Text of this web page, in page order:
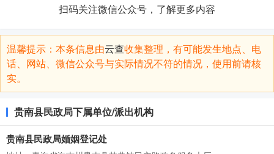
扫码关注微信公众号，了解更多内容
温馨提示：本条信息由云查收集整理，有可能发生地点、电
话、网站、微信公众号与实际情况不符的情况，使用前请核
实。
贵南县民政局下属单位/派出机构
贵南县民政局婚姻登记处